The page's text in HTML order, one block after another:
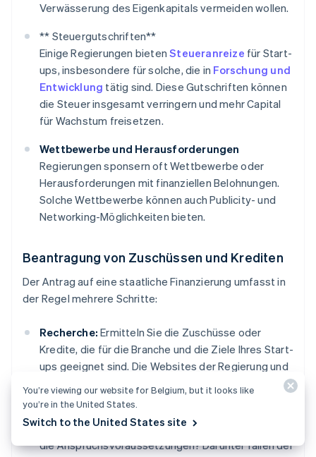
Verwässerung des Eigenkapitals vermeiden wollen.
** Steuergutschriften**
Einige Regierungen bietenSteueranreize für Start-
ups, insbesondere für solche, die in Forschung und
Entwicklung tätig sind. Diese Gutschriften können
die Steuer insgesamt verringern und mehr Capital
für Wachstum freisetzen.
Wettbewerbe und Herausforderungen
Regierungen sponsern oft Wettbewerbe oder
Herausforderungen mit finanziellen Belohnungen.
Solche Wettbewerbe können auch Publicity- und
Networking-Möglichkeiten bieten.
Beantragung von Zuschüssen und Krediten
Der Antrag auf eine staatliche Finanzierung umfasst in
der Regel mehrere Schritte:
Recherche: Ermitteln Sie die Zuschüsse oder
Kredite, die für die Branche und die Ziele Ihres Start-
ups geeignet sind. Die Websites der Regierung und
der regionalen Entwicklungsagenturen bieten eine
gute Informationsquelle.
Prüfung der Förderfähigkeit: Erfüllt Ihr Start-up
die Anspruchsvoraussetzungen? Darunter fallen der
You’re viewing our website for Belgium, but it looks like
you’re in the United States.
Switch to the United States site